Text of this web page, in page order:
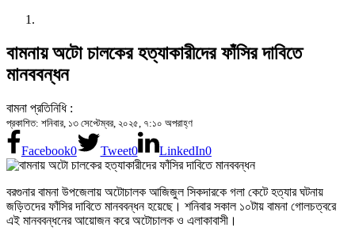
বামনায় অটো চালকের হত্যাকারীদের ফাঁসির দাবিতে
মানববন্ধন
বামনা প্রতিনিধি :
প্রকাশিত: শনিবার, ১৩ সেপ্টেম্বর, ২০২৫, ৭:১০ অপরাহ্ণ
Facebook0 Tweet0 LinkedIn0
বরগুনার বামনা উপজেলায় অটোচালক আজিজুল সিকদারকে গলা কেটে হত্যার ঘটনায়
জড়িতদের ফাঁসির দাবিতে মানববন্ধন হয়েছে। শনিবার সকাল ১০টায় বামনা গোলচত্বরে
এই মানববন্ধনের আয়োজন করে অটোচালক ও এলাকাবাসী।